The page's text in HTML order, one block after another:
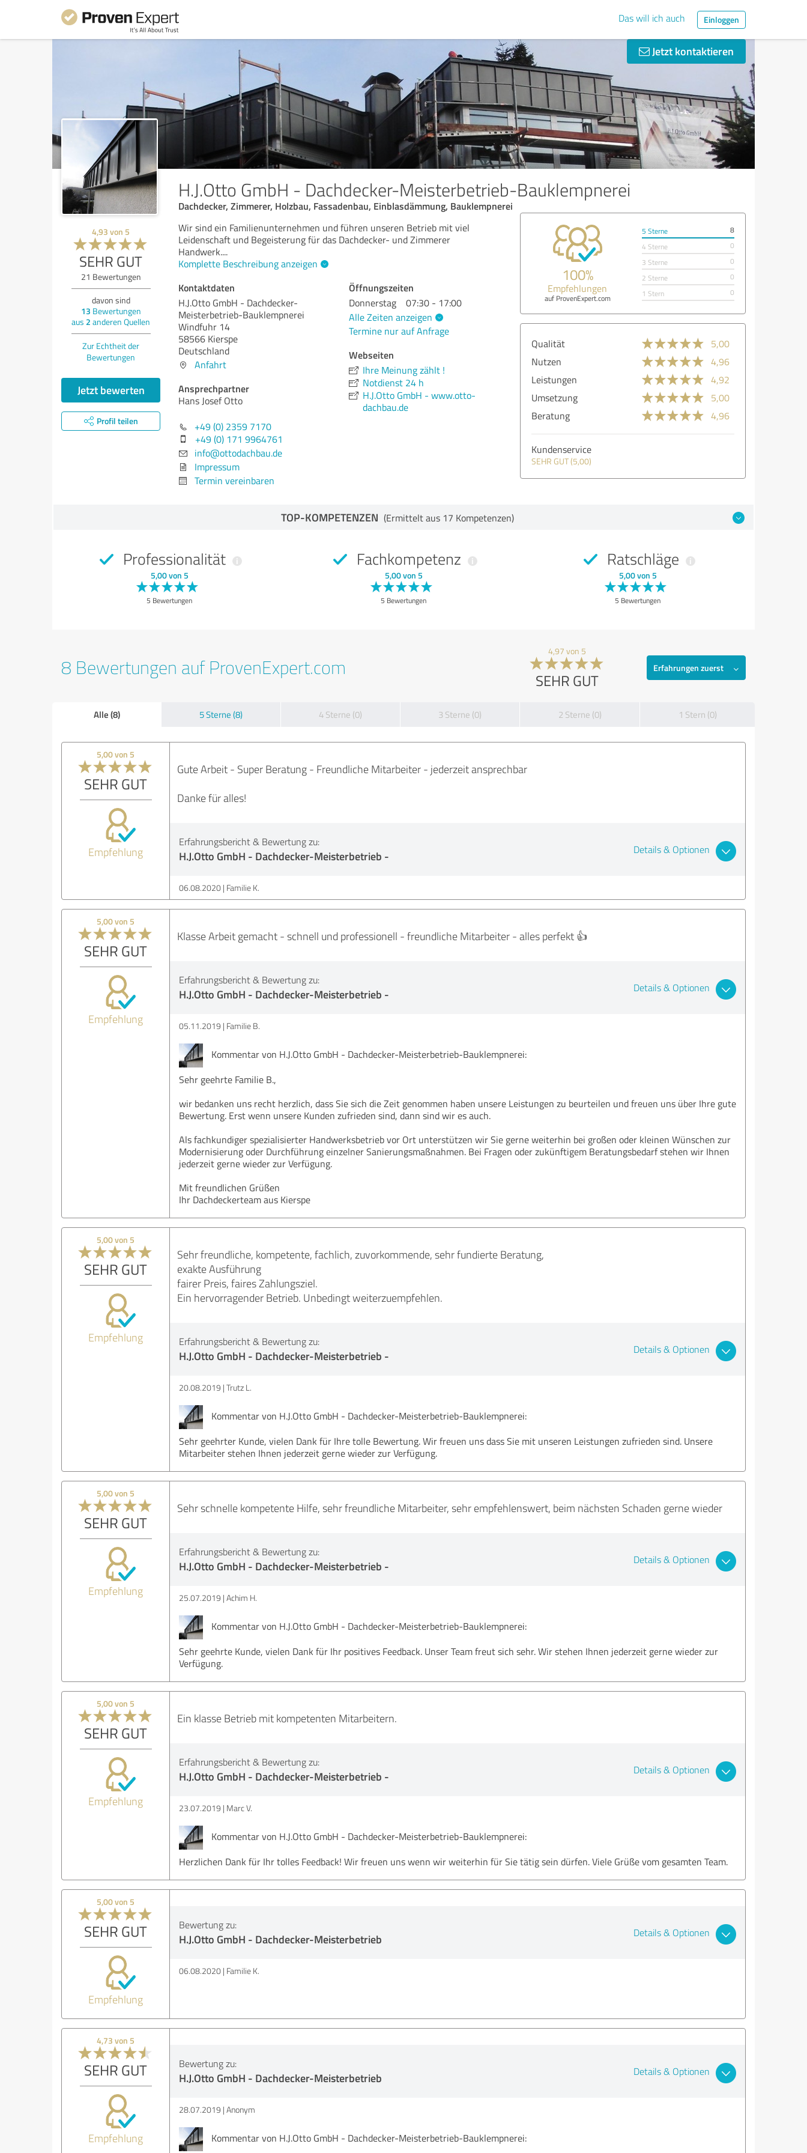
Das will ich auch Einloggen
Jetzt kontaktieren
H.J.Otto GmbH - Dachdecker-Meisterbetrieb-Bauklempnerei
Dachdecker, Zimmerer, Holzbau, Fassadenbau, Einblasdämmung, Bauklempnerei
4,93 von 5
SEHR GUT
21 Bewertungen
davon sind
13 Bewertungen
aus 2 anderen Quellen
Zur Echtheit der
Bewertungen
Jetzt bewerten
Profil teilen
Wir sind ein Familienunternehmen und führen unseren Betrieb mit viel
Leidenschaft und Begeisterung für das Dachdecker- und Zimmerer
Handwerk....
Komplette Beschreibung anzeigen
Kontaktdaten
H.J.Otto GmbH - Dachdecker-
Meisterbetrieb-Bauklempnerei
Windfuhr 14
58566 Kierspe
Deutschland
Anfahrt
Ansprechpartner
Hans Josef Otto
+49 (0) 2359 7170
+49 (0) 171 9964761
info@ottodachbau.de
Impressum
Termin vereinbaren
Öffnungszeiten
Donnerstag
07:30 - 17:00
Alle Zeiten anzeigen
Termine nur auf Anfrage
Webseiten
Ihre Meinung zählt !
Notdienst 24 h
H.J.Otto GmbH - www.otto-
dachbau.de
100%
Empfehlungen
auf ProvenExpert.com
5 Sterne
8
4 Sterne
0
3 Sterne
0
2 Sterne
0
1 Stern
0
Qualität
5,00
Nutzen
4,96
Leistungen
4,92
Umsetzung
5,00
Beratung
4,96
Kundenservice
SEHR GUT (5,00)
TOP-KOMPETENZEN (Ermittelt aus 17 Kompetenzen)
Professionalität
5,00 von 5
5 Bewertungen
Fachkompetenz
5,00 von 5
5 Bewertungen
Ratschläge
5,00 von 5
5 Bewertungen
8 Bewertungen auf ProvenExpert.com
4,97 von 5
SEHR GUT
Erfahrungen zuerst
Alle (8) 5 Sterne (8) 4 Sterne (0) 3 Sterne (0) 2 Sterne (0) 1 Stern (0)
5,00 von 5
SEHR GUT
Empfehlung
Gute Arbeit - Super Beratung - Freundliche Mitarbeiter - jederzeit ansprechbar
Danke für alles!
Erfahrungsbericht & Bewertung zu:
H.J.Otto GmbH - Dachdecker-Meisterbetrieb - Details & Optionen
06.08.2020 Familie K.
5,00 von 5
SEHR GUT
Empfehlung
Klasse Arbeit gemacht - schnell und professionell - freundliche Mitarbeiter - alles perfekt 👍
Erfahrungsbericht & Bewertung zu:
H.J.Otto GmbH - Dachdecker-Meisterbetrieb - Details & Optionen
05.11.2019 Familie B.
Kommentar von H.J.Otto GmbH - Dachdecker-Meisterbetrieb-Bauklempnerei:
Sehr geehrte Familie B.,
wir bedanken uns recht herzlich, dass Sie sich die Zeit genommen haben unsere Leistungen zu beurteilen und freuen uns über Ihre gute
Bewertung. Erst wenn unsere Kunden zufrieden sind, dann sind wir es auch.
Als fachkundiger spezialisierter Handwerksbetrieb vor Ort unterstützen wir Sie gerne weiterhin bei großen oder kleinen Wünschen zur
Modernisierung oder Durchführung einzelner Sanierungsmaßnahmen. Bei Fragen oder zukünftigem Beratungsbedarf stehen wir Ihnen
jederzeit gerne wieder zur Verfügung.
Mit freundlichen Grüßen
Ihr Dachdeckerteam aus Kierspe
5,00 von 5
SEHR GUT
Empfehlung
Sehr freundliche, kompetente, fachlich, zuvorkommende, sehr fundierte Beratung,
exakte Ausführung
fairer Preis, faires Zahlungsziel.
Ein hervorragender Betrieb. Unbedingt weiterzuempfehlen.
Erfahrungsbericht & Bewertung zu:
H.J.Otto GmbH - Dachdecker-Meisterbetrieb - Details & Optionen
20.08.2019 Trutz L.
Kommentar von H.J.Otto GmbH - Dachdecker-Meisterbetrieb-Bauklempnerei:
Sehr geehrter Kunde, vielen Dank für Ihre tolle Bewertung. Wir freuen uns dass Sie mit unseren Leistungen zufrieden sind. Unsere
Mitarbeiter stehen Ihnen jederzeit gerne wieder zur Verfügung.
5,00 von 5
SEHR GUT
Empfehlung
Sehr schnelle kompetente Hilfe, sehr freundliche Mitarbeiter, sehr empfehlenswert, beim nächsten Schaden gerne wieder
Erfahrungsbericht & Bewertung zu:
H.J.Otto GmbH - Dachdecker-Meisterbetrieb - Details & Optionen
25.07.2019 Achim H.
Kommentar von H.J.Otto GmbH - Dachdecker-Meisterbetrieb-Bauklempnerei:
Sehr geehrte Kunde, vielen Dank für Ihr positives Feedback. Unser Team freut sich sehr. Wir stehen Ihnen jederzeit gerne wieder zur
Verfügung.
5,00 von 5
SEHR GUT
Empfehlung
Ein klasse Betrieb mit kompetenten Mitarbeitern.
Erfahrungsbericht & Bewertung zu:
H.J.Otto GmbH - Dachdecker-Meisterbetrieb - Details & Optionen
23.07.2019 Marc V.
Kommentar von H.J.Otto GmbH - Dachdecker-Meisterbetrieb-Bauklempnerei:
Herzlichen Dank für Ihr tolles Feedback! Wir freuen uns wenn wir weiterhin für Sie tätig sein dürfen. Viele Grüße vom gesamten Team.
5,00 von 5
SEHR GUT
Empfehlung
Bewertung zu:
H.J.Otto GmbH - Dachdecker-Meisterbetrieb Details & Optionen
06.08.2020 Familie K.
4,73 von 5
SEHR GUT
Empfehlung
Bewertung zu:
H.J.Otto GmbH - Dachdecker-Meisterbetrieb Details & Optionen
28.07.2019 Anonym
Kommentar von H.J.Otto GmbH - Dachdecker-Meisterbetrieb-Bauklempnerei: